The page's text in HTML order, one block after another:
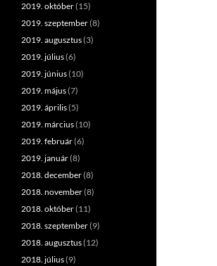
2019. október(15)
2019. szeptember(8)
2019. augusztus(3)
2019. július(6)
2019. június(10)
2019. május(7)
2019. április(5)
2019. március(10)
2019. február(6)
2019. január(8)
2018. december(8)
2018. november(8)
2018. október(11)
2018. szeptember(9)
2018. augusztus(12)
2018. július(9)